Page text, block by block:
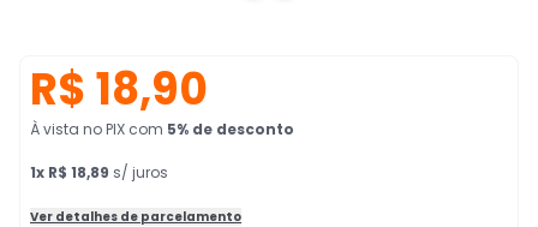
R$ 18,90
À vista no PIX com 5% de desconto
1x R$ 18,89 s/ juros
Ver detalhes de parcelamento